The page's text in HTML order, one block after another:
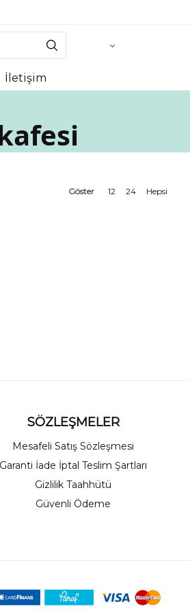
İletişim
Göster 12 24 Hepsi
SÖZLEŞMELER
Mesafeli Satış Sözleşmesi
Garanti İade İptal Teslim Şartları
Gizlilik Taahhütü
Güvenli Ödeme